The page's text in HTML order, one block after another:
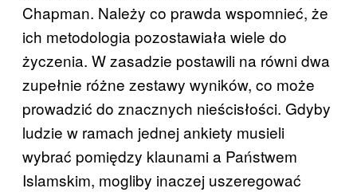
Chapman. Należy co prawda wspomnieć, że
ich metodologia pozostawiała wiele do
życzenia. W zasadzie postawili na równi dwa
zupełnie różne zestawy wyników, co może
prowadzić do znacznych nieścisłości. Gdyby
ludzie w ramach jednej ankiety musieli
wybrać pomiędzy klaunami a Państwem
Islamskim, mogliby inaczej uszeregować